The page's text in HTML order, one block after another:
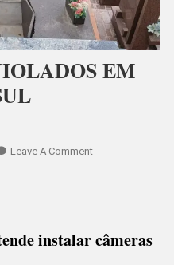
EM
Leave A CommentOn
SÃO
instalar câmeras